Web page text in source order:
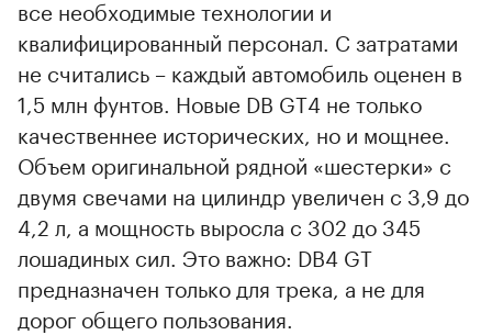
все необходимые технологии и
квалифицированный персонал. С затратами
не считались – каждый автомобиль оценен в
1,5 млн фунтов. Новые DB GT4 не только
качественнее исторических, но и мощнее.
Объем оригинальной рядной «шестерки» с
двумя свечами на цилиндр увеличен с 3,9 до
4,2 л, а мощность выросла с 302 до 345
лошадиных сил. Это важно: DB4 GT
предназначен только для трека, а не для
дорог общего пользования.